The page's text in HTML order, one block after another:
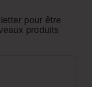
pour être
produits